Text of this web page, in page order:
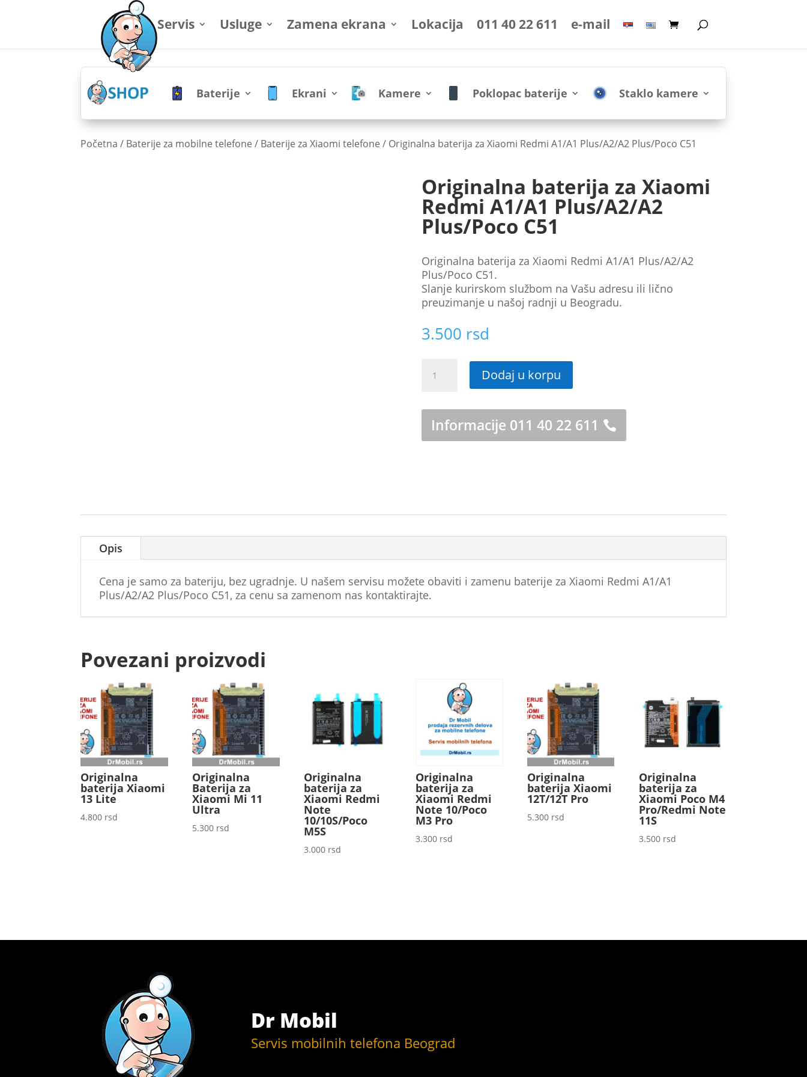
Servis Usluge Zamena ekrana Lokacija 011 40 22 611 e-mail
Baterije Ekrani Kamere Poklopac baterije Staklo kamere
Početna / Baterije za mobilne telefone / Baterije za Xiaomi telefone / Originalna baterija za Xiaomi Redmi A1/A1 Plus/A2/A2 Plus/Poco C51
Originalna baterija za Xiaomi
Redmi A1/A1 Plus/A2/A2
Plus/Poco C51
Originalna baterija za Xiaomi Redmi A1/A1 Plus/A2/A2
Plus/Poco C51.
Slanje kurirskom službom na Vašu adresu ili lično
preuzimanje u našoj radnji u Beogradu.
3.500 rsd
Originalna
baterija
Xiaomi
Redmi
A1/A1
Dodaj u korpu
Informacije 011 40 22 611
Opis
Cena je samo za bateriju, bez ugradnje. U našem servisu možete obaviti i zamenu baterije za Xiaomi Redmi A1/A1
Plus/A2/A2 Plus/Poco C51, za cenu sa zamenom nas kontaktirajte.
Povezani proizvodi
Originalna
baterija Xiaomi
13 Lite
4.800 rsd
Originalna
Baterija za
Xiaomi Mi 11
Ultra
5.300 rsd
Originalna
baterija za
Xiaomi Redmi
Note
10/10S/Poco
M5S
3.000 rsd
Originalna
baterija za
Xiaomi Redmi
Note 10/Poco
M3 Pro
3.300 rsd
Originalna
baterija Xiaomi
12T/12T Pro
5.300 rsd
Originalna
baterija za
Xiaomi Poco M4
Pro/Redmi Note
11S
3.500 rsd
Dr Mobil
Servis mobilnih telefona Beograd